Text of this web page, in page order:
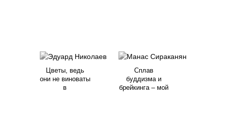
Цветы, ведь
они не виноваты
в
Сплав
буддизма и
брейкинга – мой